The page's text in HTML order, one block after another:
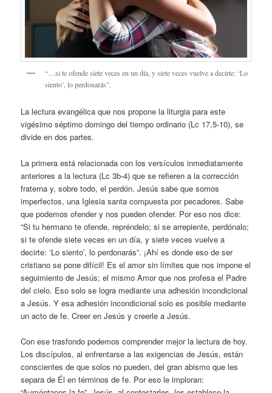
“…si te ofende siete veces en un día, y siete veces vuelve a decirte: ‘Lo
siento’, lo perdonarás”.
La lectura evangélica que nos propone la liturgia para este
vigésimo séptimo domingo del tiempo ordinario (Lc 17,5-10), se
divide en dos partes.
La primera está relacionada con los versículos inmediatamente
anteriores a la lectura (Lc 3b-4) que se refieren a la corrección
fraterna y, sobre todo, el perdón. Jesús sabe que somos
imperfectos, una Iglesia santa compuesta por pecadores. Sabe
que podemos ofender y nos pueden ofender. Por eso nos dice:
“Si tu hermano te ofende, repréndelo; si se arrepiente, perdónalo;
si te ofende siete veces en un día, y siete veces vuelve a
decirte: ‘Lo siento’, lo perdonarás”. ¡Ahí es donde eso de ser
cristiano se pone difícil! Es el amor sin límites que nos impone el
seguimiento de Jesús; el mismo Amor que nos profesa el Padre
del cielo. Eso solo se logra mediante una adhesión incondicional
a Jesús. Y esa adhesión incondicional solo es posible mediante
un acto de fe. Creer en Jesús y creerle a Jesús.
Con ese trasfondo podemos comprender mejor la lectura de hoy.
Los discípulos, al enfrentarse a las exigencias de Jesús, están
conscientes de que solos no pueden, del gran abismo que les
separa de Él en términos de fe. Por eso le imploran: